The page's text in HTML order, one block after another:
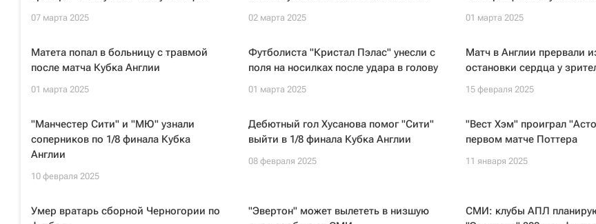
07 марта 2025 02 марта 2025 01 марта 2025
Матета попал в больницу с травмой
после матча Кубка Англии
01 марта 2025
Футболиста "Кристал Пэлас" унесли с
поля на носилках после удара в голову
01 марта 2025
Матч в Англии прервали
остановки сердца у
15 февраля 2025
"Манчестер Сити" и "МЮ" узнали
соперников по 1/8 финала Кубка
Англии
10 февраля 2025
Дебютный гол Хусанова помог "Сити"
выйти в 1/8 финала Кубка Англии
08 февраля 2025
"Вест Хэм" проиграл
первом матче Поттера
11 января 2025
Умер вратарь сборной Черногории по
"Эвертон" может вылететь в низшую
СМИ: клубы АПЛ